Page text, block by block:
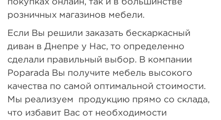
розничных магазинов мебели.
Если Вы решили заказать бескаркасный
диван в Днепре у Нас, то определенно
сделали правильный выбор. В компании
Poparada Вы получите мебель высокого
качества по самой оптимальной стоимости.
Мы реализуем продукцию прямо со склада,
что избавит Вас от необходимости